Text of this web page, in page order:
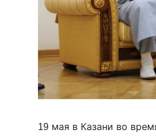
19 мая в Казани во